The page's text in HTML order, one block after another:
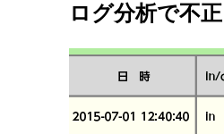
ログ分析で不